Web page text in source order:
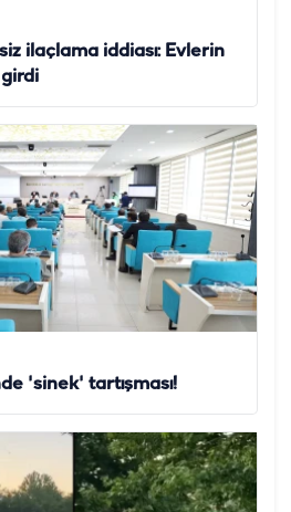
ilaçlama iddiası: Evlerin
'sinek' tartışması!